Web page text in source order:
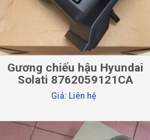
Gương chiếu hậu Hyundai
Solati 8762059121CA
Giá: Liên hệ